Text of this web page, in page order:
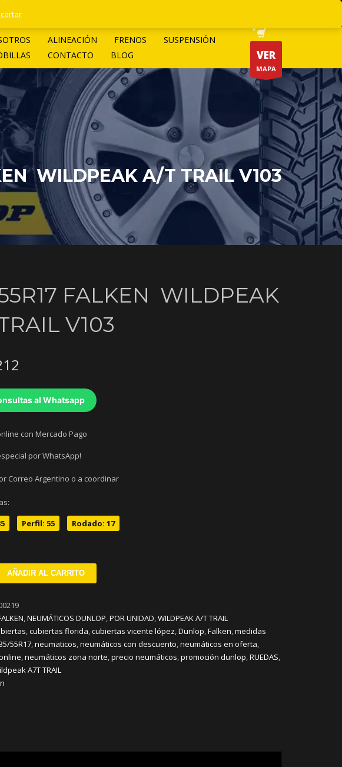
ALINEACIÓN FRENOS
SUSPENSIÓN
CONTACTO BLOG VER
MAPA
WILDPEAK A/T TRAIL V103
FALKEN WILDPEAK
V103
al Whatsapp
con Mercado Pago
por WhatsApp!
Correo Argentino o a coordinar
Perfil: 55 Rodado: 17
AÑADIR AL CARRITO
,NEUMÁTICOS DUNLOP,POR UNIDAD,WILDPEAK A/T TRAIL
,cubiertas florida,cubiertas vicente lópez,Dunlop,Falken,medidas
55R17,neumaticos,neumáticos con descuento,neumáticos en oferta,
,neumáticos zona norte,precio neumáticos,promoción dunlop,RUEDAS,
A7T TRAIL